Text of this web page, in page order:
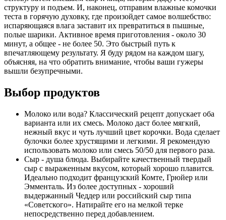
структуру и подъем. И, наконец, отправим влажные комочки
теста в горячую духовку, где произойдет самое волшебство:
испаряющаяся влага заставит их превратиться в пышные,
полые шарики. Активное время приготовления - около 30
минут, а общее - не более 50. Это быстрый путь к
впечатляющему результату. Я буду рядом на каждом шагу,
объясняя, на что обратить внимание, чтобы ваши гужеры
вышли безупречными.
Выбор продуктов
Молоко или вода? Классический рецепт допускает оба
варианта или их смесь. Молоко даст более мягкий,
нежный вкус и чуть лучший цвет корочки. Вода сделает
булочки более хрустящими и легкими. Я рекомендую
использовать молоко или смесь 50/50 для первого раза.
Сыр - душа блюда. Выбирайте качественный твердый
сыр с выраженным вкусом, который хорошо плавится.
Идеально подходит французский Комте, Грюйер или
Эмменталь. Из более доступных - хороший
выдержанный Чеддер или российский сыр типа
«Советского». Натирайте его на мелкой терке
непосредственно перед добавлением.